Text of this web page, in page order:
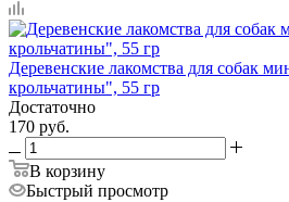
Деревенские лакомства для собак
крольчатины", 55 гр
Достаточно
170 руб.
В корзину
Быстрый просмотр